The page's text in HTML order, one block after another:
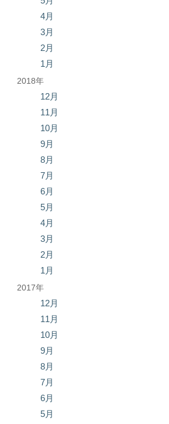
4月
3月
2月
1月
2018年
12月
11月
10月
9月
8月
7月
6月
5月
4月
3月
2月
1月
2017年
12月
11月
10月
9月
8月
7月
6月
5月